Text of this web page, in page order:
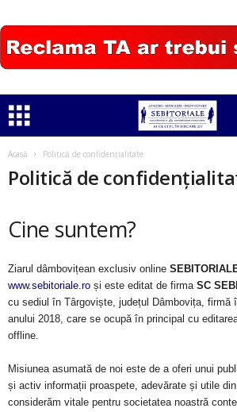
Acasă Politică de confidențialitate
Politică de
Cine suntem?
Ziarul dâmbovițean exclusiv online
www.sebitoriale.ro și este editat de firma SC
cu sediul în Târgoviște, județul Dâmbovița, firmă
anului 2018, care se ocupă în principal cu
offline.
Misiunea asumată de noi este de a oferi unui
și activ informații proaspete, adevărate și utile
considerăm vitale pentru societatea noastră